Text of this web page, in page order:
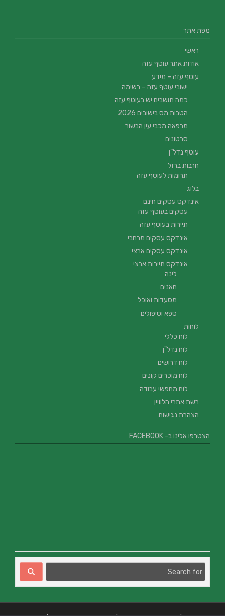
מפת אתר
ראשי
אודות אתר עוטף עזה
עוטף עזה – מידע
ישובי עוטף עזה – רשימה
כמה תושבים יש בעוטף עזה
הטבות מס בישובים 2026
מרפאה מכבי עין הבשור
סרטונים
עוטף נדל”ן
חרבות ברזל
תרומות לעוטף עזה
בלוג
אינדקס עסקים חינם
עסקים בעוטף עזה
תיירות בעוטף עזה
אינדקס עסקים מרחבי
אינדקס עסקים ארצי
אינדקס תיירות ארצי
לינה
חאנים
מסעדות ואוכל
ספא וטיפולים
לוחות
לוח כללי
לוח נדל"ן
לוח דרושים
לוח מוכרים קונים
לוח מחפשי עבודה
רשת אתרי הלוויין
הצהרת נגישות
הצטרפו אלינו ב- FACEBOOK